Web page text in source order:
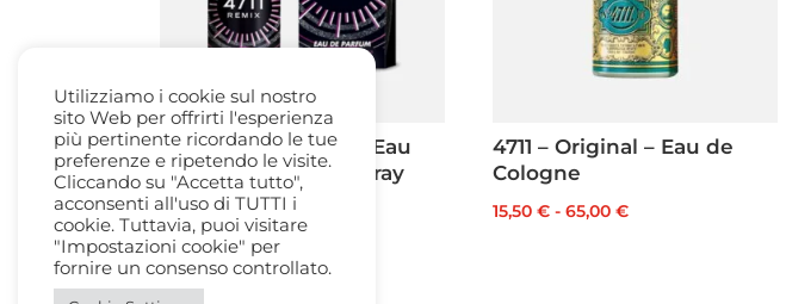
4711 Remix Cologne Eau
de Parfum 100ml. spray
33,00 €Il
prezzo
originale
22,50€ Il
attuale
4711 – Original – Eau de
Cologne
15,50€ - 65,00€Fascia
Utilizziamo i cookie sul nostro
sito Web per offrirti l'esperienza
più pertinente ricordando le tue
preferenze e ripetendo le visite.
Cliccando su "Accetta tutto",
acconsenti all'uso di TUTTI i
cookie. Tuttavia, puoi visitare
"Impostazioni cookie" per
fornire un consenso controllato.